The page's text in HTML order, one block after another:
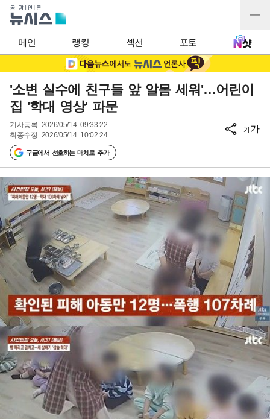
메인 랭킹 섹션 포토
'소변 실수에 친구들 앞 알몸 세워'…어린이
집 '학대 영상' 파문
기사등록 2026/05/14 09:33:22
최종수정 2026/05/14 10:02:24
구글에서 선호하는 매체로 추가
가가